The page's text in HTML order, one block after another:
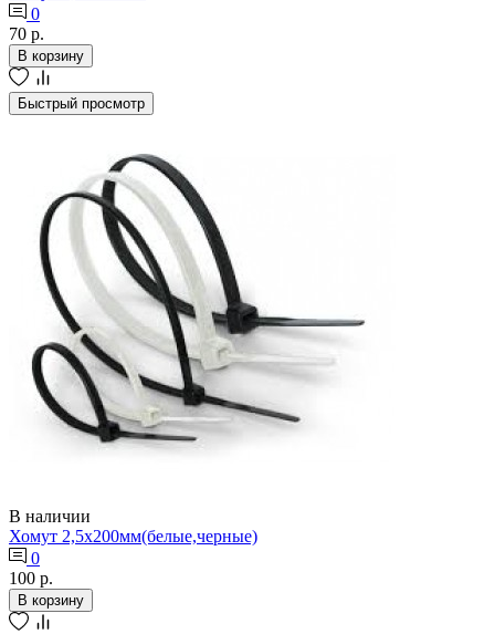
0
70 р.
В корзину
Быстрый просмотр
В наличии
Хомут 2,5х200мм(белые,черные)
0
100 р.
В корзину